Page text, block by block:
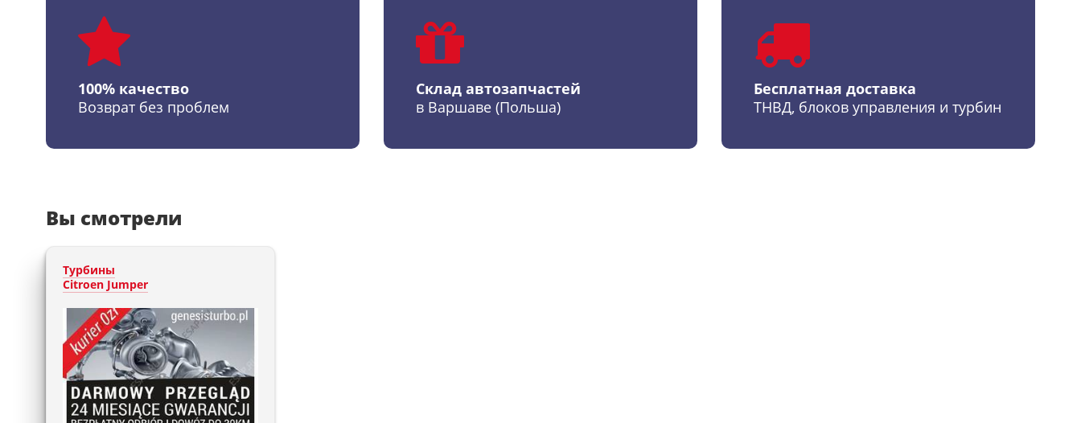
100% качество
Возврат без проблем
Склад автозапчастей
в Варшаве (Польша)
Бесплатная доставка
ТНВД, блоков управления и турбин
Вы смотрели
Турбины
Citroen Jumper